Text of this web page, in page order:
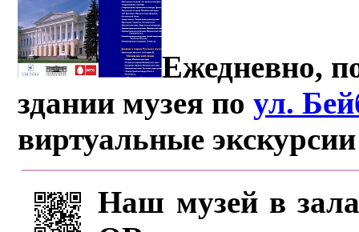
Ежедневно,
здании музея поул.
виртуальные
Наш музей в